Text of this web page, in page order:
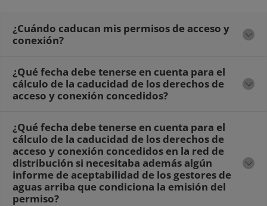
¿Cuándo caducan mis permisos de acceso y
conexión?
¿Qué fecha debe tenerse en cuenta para el
cálculo de la caducidad de los derechos de
acceso y conexión concedidos?
¿Qué fecha debe tenerse en cuenta para el
cálculo de la caducidad de los derechos de
acceso y conexión concedidos en la red de
distribución si necesitaba además algún
informe de aceptabilidad de los gestores de
aguas arriba que condiciona la emisión del
permiso?